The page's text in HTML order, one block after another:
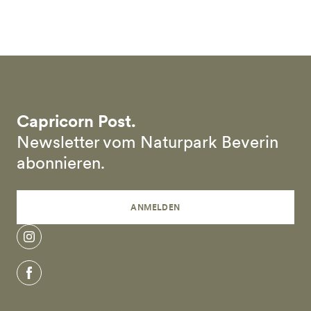
Capricorn Post.
Newsletter vom Naturpark Beverin
abonnieren.
ANMELDEN
instagram
facebook